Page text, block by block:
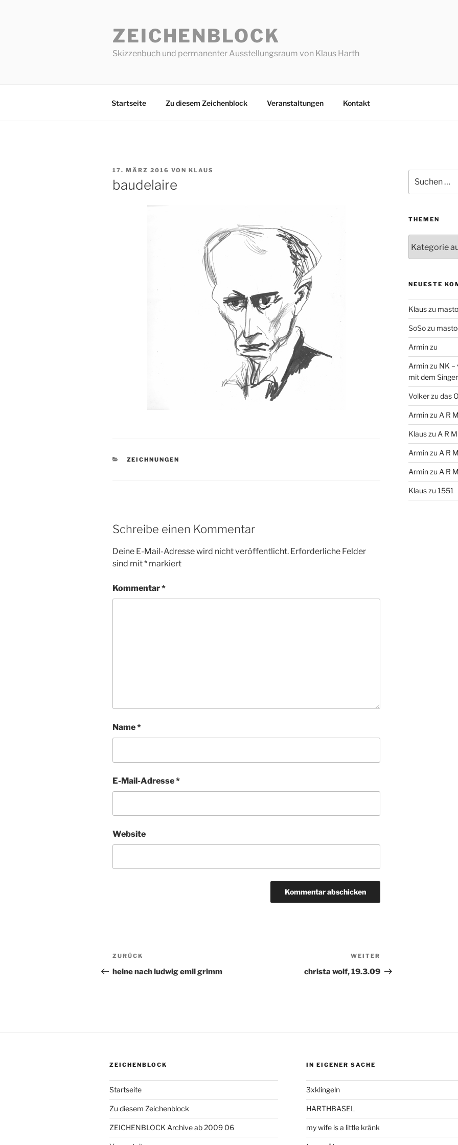
ZEICHENBLOCK
Skizzenbuch und permanenter Ausstellungsraum von Klaus Harth
Startseite Zu diesem Zeichenblock Veranstaltungen Kontakt
VERÖFFENTLICHT
AM
17. MÄRZ 2016 VON KLAUS
baudelaire
KATEGORIEN
ZEICHNUNGEN
Schreibe einen Kommentar
Deine E-Mail-Adresse wird nicht veröffentlicht. Erforderliche Felder
sind mit* markiert
Kommentar*
Name*
E-Mail-Adresse*
Website
Beitragsnavigation
Vorheriger
Beitrag
ZURÜCK
heine nach ludwig emil grimm
Beitrag
WEITER
christa wolf, 19.3.09
nach:
THEMEN
NEUESTE
Klauszu
SoSozu
Arminzu
Arminzu NK –
mit dem
Volkerzu das
Arminzu A R
Klauszu A R
Arminzu A R
Arminzu A R
Klauszu 1551
ZEICHENBLOCK
Startseite
Zu diesem Zeichenblock
ZEICHENBLOCK Archive ab 2009 06
IN EIGENER SACHE
3xklingeln
HARTHBASEL
my wife is a little kränk